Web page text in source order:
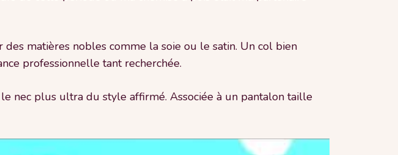
des matières nobles comme la soie ou le satin. Un col bien
professionnelle tant recherchée.
le nec plus ultra du style affirmé. Associée à un pantalon taille